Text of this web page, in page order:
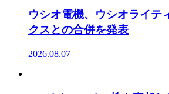
ウシオ電機、ウシオライテ
クスとの合併を発表
2026.08.07